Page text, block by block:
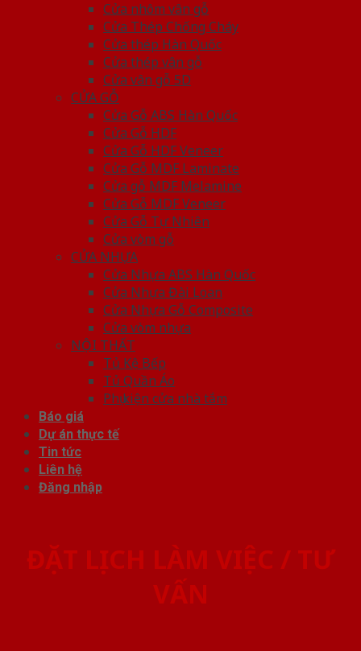
Cửa nhôm vân gỗ
Cửa Thép Chống Cháy
Cửa thép Hàn Quốc
Cửa thép vân gỗ
Cửa vân gỗ 5D
CỬA GỖ
Cửa Gỗ ABS Hàn Quốc
Cửa Gỗ HDF
Cửa Gỗ HDF Veneer
Cửa Gỗ MDF Laminate
Cửa gỗ MDF Melamine
Cửa Gỗ MDF Veneer
Cửa Gỗ Tự Nhiên
Cửa vòm gỗ
CỬA NHỰA
Cửa Nhựa ABS Hàn Quốc
Cửa Nhựa Đài Loan
Cửa Nhựa Gỗ Composite
Cửa vòm nhựa
NỘI THẤT
Tủ Kệ Bếp
Tủ Quần Áo
Phụ kiện cửa nhà tắm
Báo giá
Dự án thực tế
Tin tức
Liên hệ
Đăng nhập
ĐẶT LỊCH LÀM VIỆC / TƯ
VẤN